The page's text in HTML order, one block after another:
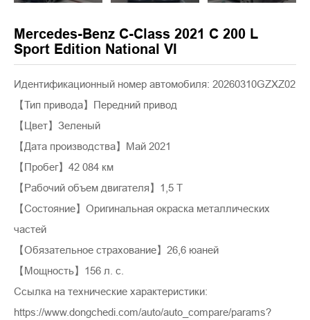
Mercedes-Benz C-Class 2021 C 200 L
Sport Edition National VI
Идентификационный номер автомобиля: 20260310GZXZ02
【Тип привода】Передний привод
【Цвет】Зеленый
【Дата производства】Май 2021
【Пробег】42 084 км
【Рабочий объем двигателя】1,5 Т
【Состояние】Оригинальная окраска металлических
частей
【Обязательное страхование】26,6 юаней
【Мощность】156 л. с.
Ссылка на технические характеристики:
https://www.dongchedi.com/auto/auto_compare/params?